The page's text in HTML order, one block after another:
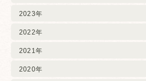
2023年
2022年
2021年
2020年